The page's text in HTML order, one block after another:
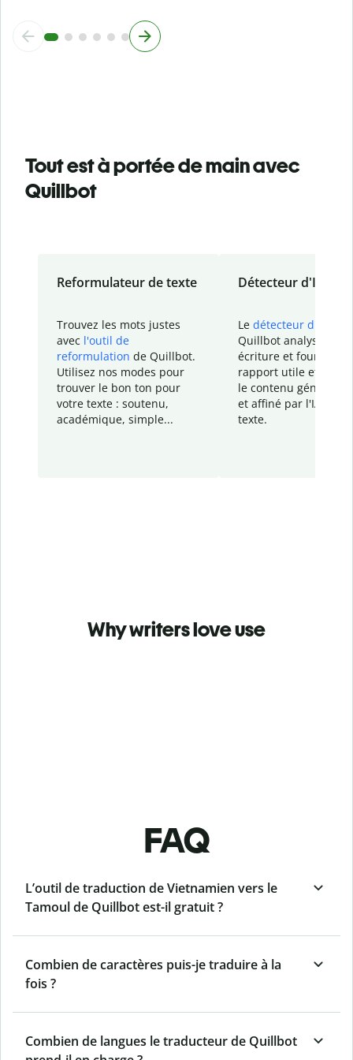
Tout est à portée de main avec
Quillbot
Reformulateur de texte
Trouvez les mots justes
avec l'outil de
reformulation de Quillbot.
Utilisez nos modes pour
trouver le bon ton pour
votre texte : soutenu,
académique, simple...
Détecteur d'IA
Le détecteur d'IA
Quillbot analyse votre
écriture et fournit un
rapport utile et
le contenu généré
et affiné par l'IA
texte.
Why writers love use
FAQ
L’outil de traduction de Vietnamien vers le
Tamoul de Quillbot est-il gratuit ?
Combien de caractères puis-je traduire à la
fois ?
Combien de langues le traducteur de Quillbot